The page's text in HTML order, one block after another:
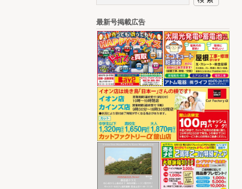
最新号掲載広告